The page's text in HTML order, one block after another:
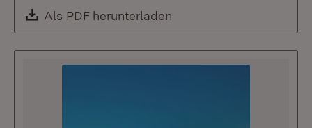
Download:
Als PDF herunterladen